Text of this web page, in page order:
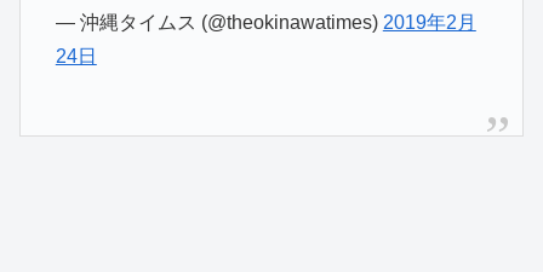
— 沖縄タイムス (@theokinawatimes) 2019年2月
24日